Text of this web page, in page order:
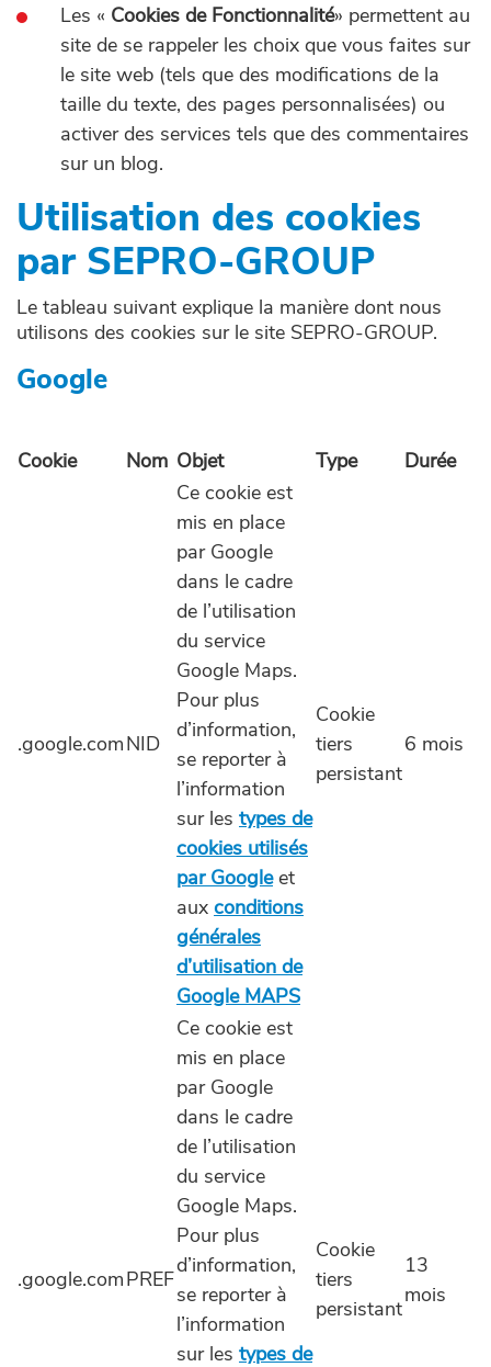
Les « Cookies de Fonctionnalité» permettent au
site de se rappeler les choix que vous faites sur
le site web (tels que des modifications de la
taille du texte, des pages personnalisées) ou
activer des services tels que des commentaires
sur un blog.
Utilisation des cookies
par SEPRO-GROUP
Le tableau suivant explique la manière dont nous
utilisons des cookies sur le site SEPRO-GROUP.
Google
Cookie Nom Objet Type Durée
.google.comNID
Ce cookie est
mis en place
par Google
dans le cadre
de l’utilisation
du service
Google Maps.
Pour plus
d’information,
se reporter à
l’information
sur les types de
cookies utilisés
par Googleet
aux conditions
générales
d’utilisation de
Google MAPS
Cookie
tiers
persistant
6 mois
.google.comPREF
Ce cookie est
mis en place
par Google
dans le cadre
de l’utilisation
du service
Google Maps.
Pour plus
d’information,
se reporter à
l’information
sur les types de
Cookie
tiers
persistant
13
mois